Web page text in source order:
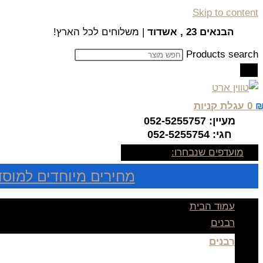
Skip to content
הבנאים 23 , אשדוד
| משלוחים לכל הארץ!
Products search
0 עגלת קניות
מעיין: 052-5255757
חגי: 052-5255754
מועדפים שנבחרו:
מחירים מיוחדים
עמוד הבית
רבנים
רבנים